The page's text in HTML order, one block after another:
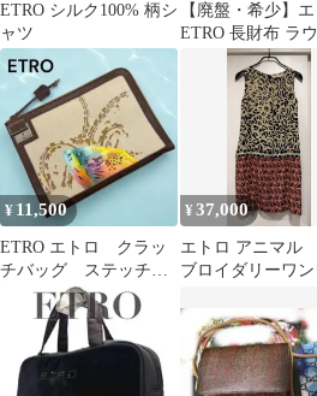
ETRO シルク100% 柄シ
ャツ
【廃盤・希少】
ETRO 長財布 ラ
ファスナー ダンサ
¥ 11,500
ETRO エトロ クラッ
チバッグ ステッチ
刺繍 魚 マルチカラ
ー ユニセックス
¥37,000
エトロ アニマル
ブロイダリーワ